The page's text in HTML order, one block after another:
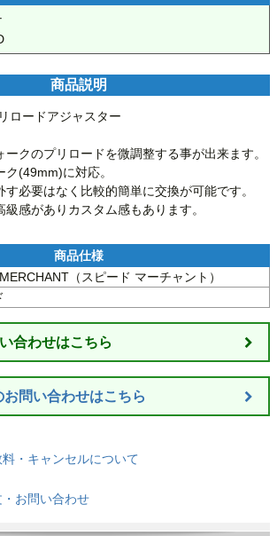
商品説明
ロードアジャスター
クのプリロードを微調整する事が出来ます。
(49mm)に対応。
必要はなく比較的簡単に交換が可能です。
感がありカスタム感もあります。
（スピード マーチャント）
問い合わせはこちら
・キャンセルについて
お問い合わせ